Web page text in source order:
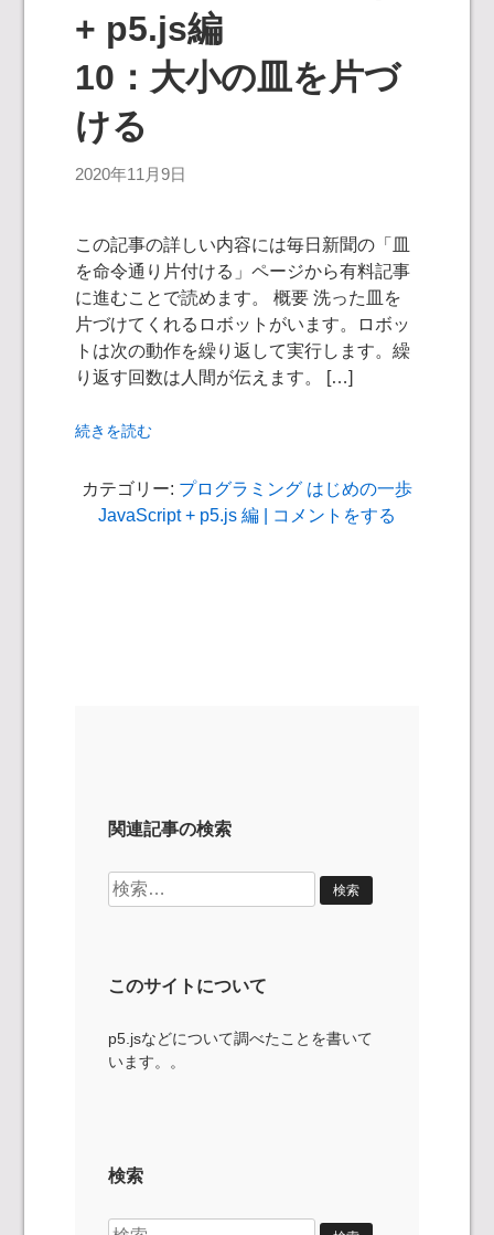
+ p5.js編
10：大小の皿を片づ
ける
2020年11月9日
この記事の詳しい内容には毎日新聞の「皿
を命令通り片付ける」ページから有料記事
に進むことで読めます。 概要 洗った皿を
片づけてくれるロボットがいます。ロボッ
トは次の動作を繰り返して実行します。繰
り返す回数は人間が伝えます。 […]
続きを読む
カテゴリー: プログラミング はじめの一歩
JavaScript + p5.js 編 | コメントをする
関連記事の検索
検
索:
このサイトについて
p5.jsなどについて調べたことを書いて
います。。
検索
検